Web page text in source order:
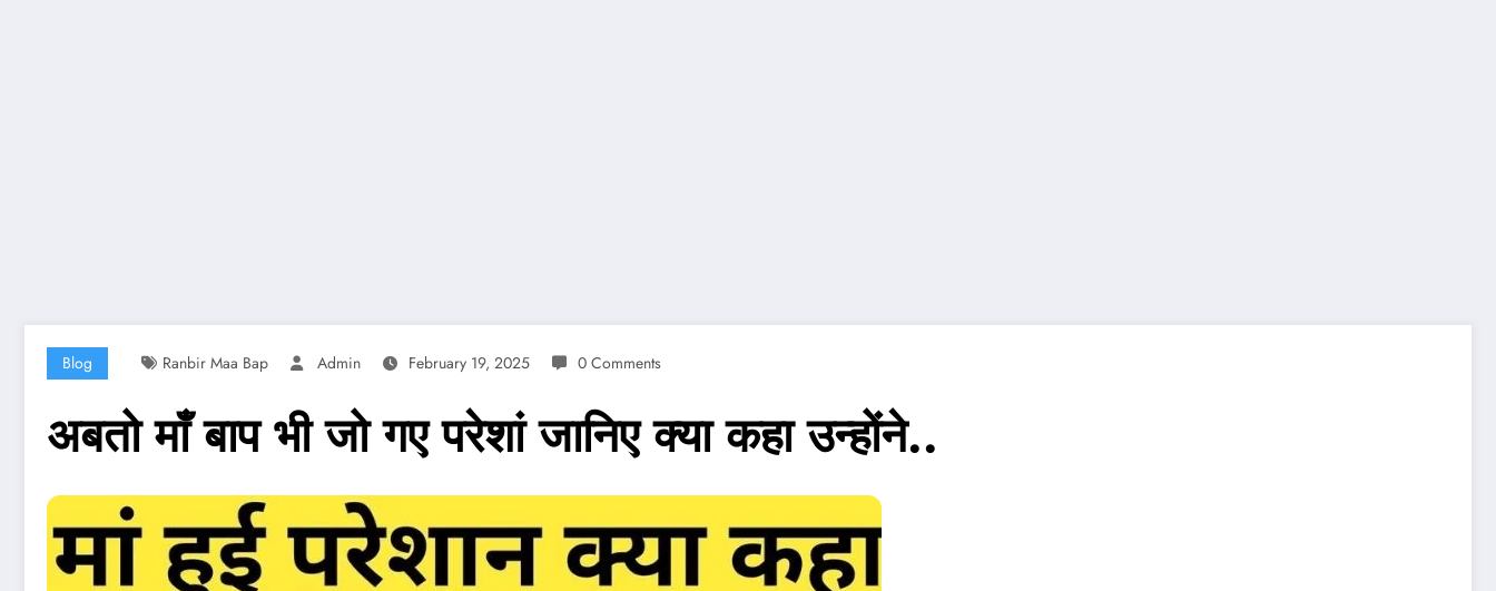
Blog Ranbir Maa Bap Admin February 19, 2025 0 Comments
अबतो माँ बाप भी जो गए परेशां जानिए क्या कहा उन्होंने..